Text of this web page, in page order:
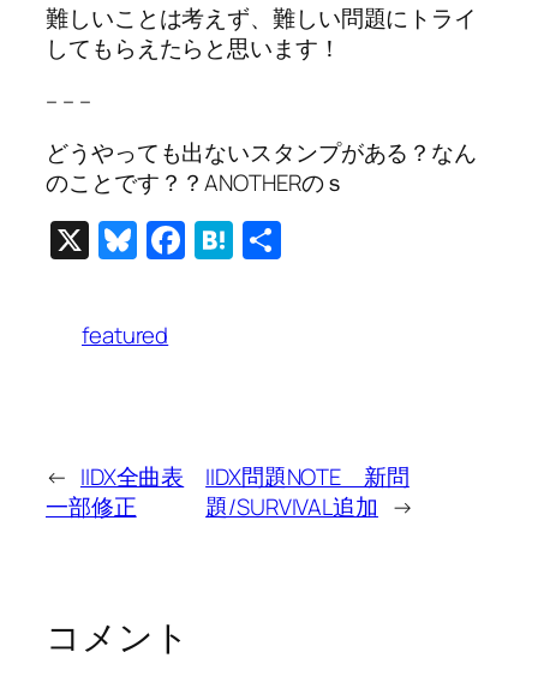
難しいことは考えず、難しい問題にトライ
してもらえたらと思います！
– – –
どうやっても出ないスタンプがある？なん
のことです？？ANOTHERのｓ
X Bluesky
Facebook
Hatena
featured
← IIDX全曲表
一部修正
IIDX問題NOTE 新問
題/SURVIVAL追加 →
コメント